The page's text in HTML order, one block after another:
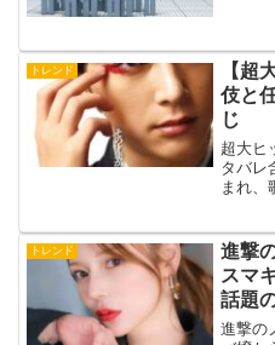
トレンド
【超
伎と
じ
超大ヒ
タバレ
まれ、
間ドラ
トレンド
進撃
スマ
話題
進撃の